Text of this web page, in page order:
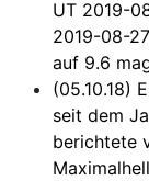
UT 2019-
2019-08-
auf 9.6
(05.10.18)
seit dem
berichtete